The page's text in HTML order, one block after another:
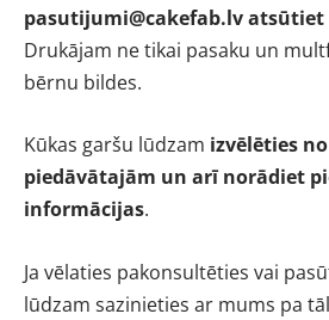
pasutijumi@cakefab.lvatsūtiet
Drukājam ne tikai pasaku un
bērnu bildes.
Kūkas garšu lūdzam izvēlēties
piedāvātajām un arī norādiet
informācijas.
Ja vēlaties pakonsultēties vai
lūdzam sazinieties ar mums pa